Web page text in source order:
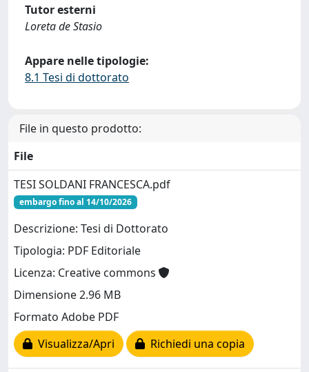
Tutor esterni
Loreta de Stasio
Appare nelle tipologie:
8.1 Tesi di dottorato
File in questo prodotto:
File
TESI SOLDANI FRANCESCA.pdf
embargo fino al 14/10/2026
Descrizione: Tesi di Dottorato
Tipologia: PDF Editoriale
Licenza: Creative commons
Dimensione 2.96 MB
Formato Adobe PDF
Visualizza/Apri
Richiedi una copia